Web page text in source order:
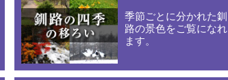
季節ごとに分かれた釧
路の景色をご覧になれ
ます。